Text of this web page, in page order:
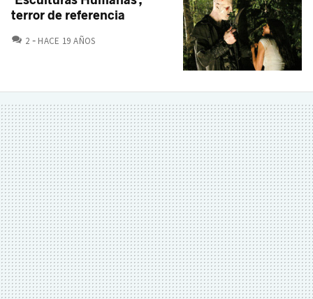
terror de referencia
2 COMENTARIOS
HACE 19 AÑOS